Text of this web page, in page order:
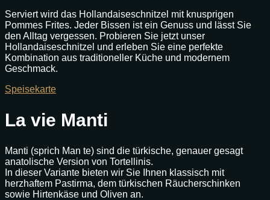
Serviert wird das Hollandaiseschnitzel mit knusprigen
Pommes Frites. Jeder Bissen ist ein Genuss und lässt Sie
den Alltag vergessen. Probieren Sie jetzt unser
Hollandaiseschnitzel und erleben Sie eine perfekte
Kombination aus traditioneller Küche und modernem
Geschmack.
Speisekarte
La vie Manti
Manti (sprich Man te) sind die türkische, genauer gesagt
anatolische Version von Tortellinis.
In dieser Variante bieten wir Sie Ihnen klassisch mit
herzhaftem Pastirma, dem türkischen Räucherschinken
sowie Hirtenkäse und Oliven an.